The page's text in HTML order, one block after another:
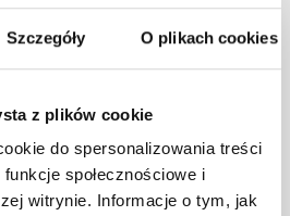
Szczegóły O plikach cookies
z plików cookie
do spersonalizowania treści
społecznościowe i
witrynie. Informacje o tym, jak
publikacji